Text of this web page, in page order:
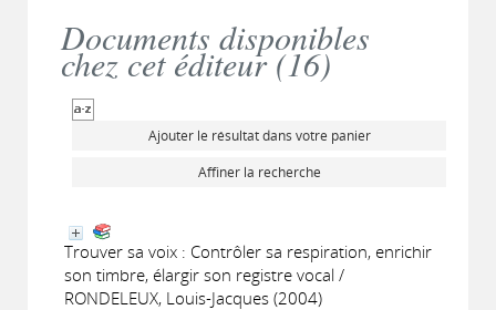
Documents disponibles
chez cet éditeur (16)
Ajouter le résultat dans votre panier
Affiner la recherche
Trouver sa voix : Contrôler sa respiration, enrichir
son timbre, élargir son registre vocal /
RONDELEUX, Louis-Jacques (2004)